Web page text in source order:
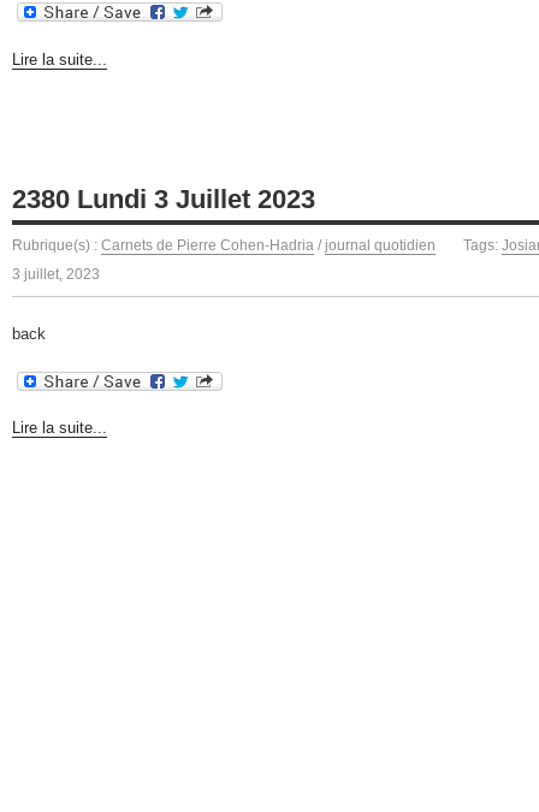
Lire la suite...
2380 Lundi 3 Juillet 2023
Rubrique(s) : Carnets de Pierre Cohen-Hadria / journal quotidien Tags:
3 juillet, 2023
back
Lire la suite...